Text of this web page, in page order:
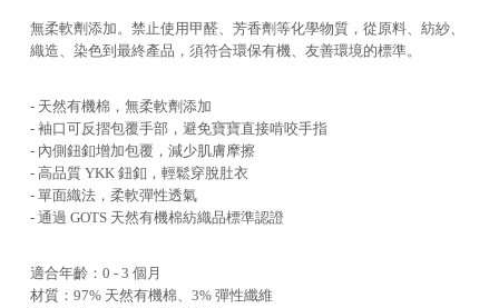
無柔軟劑添加。禁止使用甲醛、芳香劑等化學物質，從原料、紡紗、
織造、染色到最終產品，須符合環保有機、友善環境的標準。
- 天然有機棉，無柔軟劑添加
- 袖口可反摺包覆手部，避免寶寶直接啃咬手指
- 內側鈕釦增加包覆，減少肌膚摩擦
- 高品質 YKK 鈕釦，輕鬆穿脫肚衣
- 單面織法，柔軟彈性透氣
- 通過 GOTS 天然有機棉紡織品標準認證
適合年齡：0 - 3 個月
材質：97% 天然有機棉、3% 彈性纖維